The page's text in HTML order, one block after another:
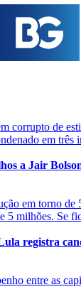
corrupto de
em três
a Jair
em torno de
5 milhões. Se
registra
entre as